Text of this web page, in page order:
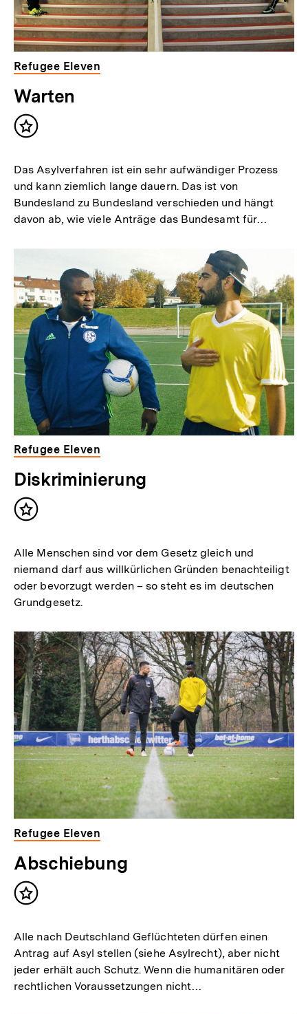
Refugee Eleven
Warten
Inhalt
Das Asylverfahren ist ein sehr aufwändiger Prozess
und kann ziemlich lange dauern. Das ist von
Bundesland zu Bundesland verschieden und hängt
davon ab, wie viele Anträge das Bundesamt für…
Refugee Eleven
Diskriminierung
Inhalt
Alle Menschen sind vor dem Gesetz gleich und
niemand darf aus willkürlichen Gründen benachteiligt
oder bevorzugt werden – so steht es im deutschen
Grundgesetz.
Refugee Eleven
Abschiebung
Inhalt
Alle nach Deutschland Geflüchteten dürfen einen
Antrag auf Asyl stellen (siehe Asylrecht), aber nicht
jeder erhält auch Schutz. Wenn die humanitären oder
rechtlichen Voraussetzungen nicht…